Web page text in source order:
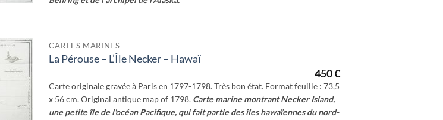
Ajouter
à la
CARTES MARINES
La Pérouse – L’Île Necker – Hawaï
450€
Carte originale gravée à Paris en 1797-1798. Très bon état. Format feuille : 73,5
x 56 cm. Original antique map of 1798. Carte marine montrant Necker Island,
une petite île de l'océan Pacifique, qui fait partie des îles hawaïennes du nord-